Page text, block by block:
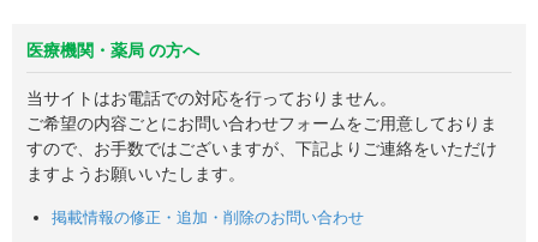
医療機関・薬局 の方へ
当サイトはお電話での対応を行っておりません。
ご希望の内容ごとにお問い合わせフォームをご用意しておりま
すので、お手数ではございますが、下記よりご連絡をいただけ
ますようお願いいたします。
掲載情報の修正・追加・削除のお問い合わせ